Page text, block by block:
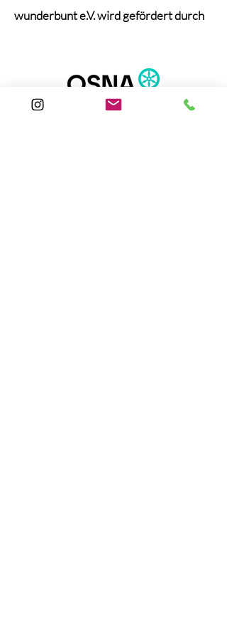
wunderbunt e.V. wird gefördert durch